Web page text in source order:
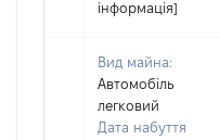
інформація]
Вид майна:
Автомобіль
легковий
Дата набуття